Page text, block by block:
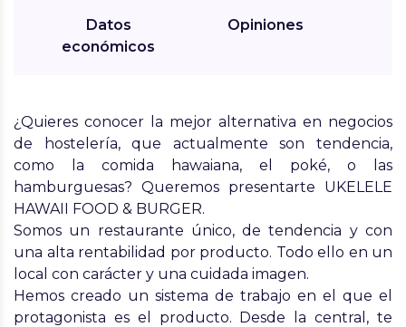
Datos
económicos
Opiniones
¿Quieres conocer la mejor alternativa en negocios
de hostelería, que actualmente son tendencia,
como la comida hawaiana, el poké, o las
hamburguesas? Queremos presentarte UKELELE
HAWAII FOOD & BURGER.
Somos un restaurante único, de tendencia y con
una alta rentabilidad por producto. Todo ello en un
local con carácter y una cuidada imagen.
Hemos creado un sistema de trabajo en el que el
protagonista es el producto. Desde la central, te